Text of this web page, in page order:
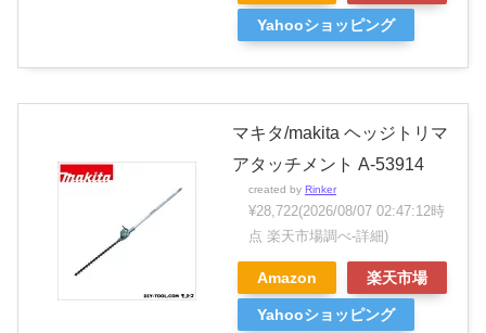
Yahooショッピング
マキタ/makita ヘッジトリマ
アタッチメント A-53914
created by Rinker
¥28,722(2026/08/07 02:47:12時
点 楽天市場調べ-詳細)
Amazon 楽天市場
Yahooショッピング